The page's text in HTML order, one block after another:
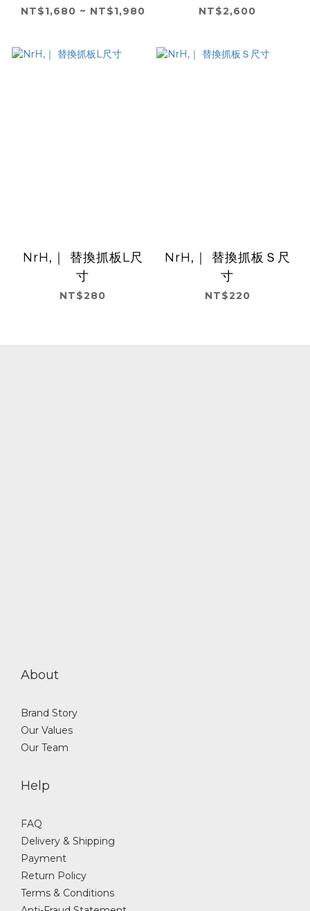
NT$1,680 ~ NT$1,980 NT$2,600
NrH,｜ 替換抓板L尺
寸
NT$280
NrH,｜ 替換抓板Ｓ尺
寸
NT$220
About
Brand Story
Our Values
Our Team
Help
FAQ
Delivery & Shipping
Payment
Return Policy
Terms & Conditions